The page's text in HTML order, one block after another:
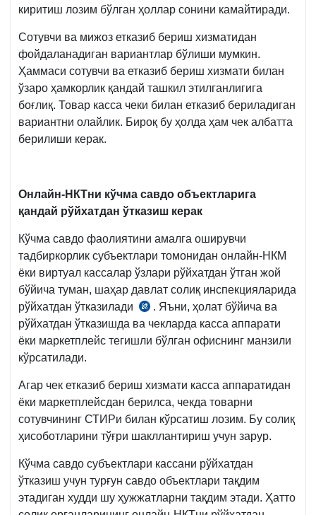
киритиш лозим бўлган ҳоллар сонини камайтиради.
Сотувчи ва мижоз етказиб бериш хизматидан
фойдаланадиган вариантлар бўлиши мумкин.
Ҳаммаси сотувчи ва етказиб бериш хизмати билан
ўзаро ҳамкорлик қандай ташкил этилганлигига
боғлиқ. Товар касса чеки билан етказиб бериладиган
вариантни олайлик. Бироқ бу ҳолда ҳам чек албатта
берилиши керак.
Онлайн-НКТни кўчма савдо объектларига
қандай рўйхатдан ўтказиш керак
Кўчма савдо фаолиятини амалга оширувчи
тадбиркорлик субъектлари томонидан онлайн-НКМ
ёки виртуал кассалар ўзлари рўйхатдан ўтган жой
бўйича туман, шаҳар давлат солиқ инспекцияларида
рўйхатдан ўтказилади
Низом
16-
б.,
сон
. Яъни, ҳолат бўйича ва
рўйхатдан ўтказишда ва чекларда касса аппарати
ёки маркетплейс тегишли бўлган офиснинг манзили
кўрсатилади.
Агар чек етказиб бериш хизмати касса аппаратидан
ёки маркетплейсдан берилса, чекда товарни
сотувчининг СТИРи билан кўрсатиш лозим. Бу солиқ
ҳисоботларини тўғри шакллантириш учун зарур.
Кўчма савдо субъектлари кассани рўйхатдан
ўтказиш учун турғун савдо объектлари тақдим
этадиган худди шу ҳужжатларни тақдим этади. Ҳатто